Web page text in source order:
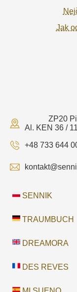
Jak
ZP20
Al. KEN 36 /
+48 733 644
SENNIK
TRAUMBUCH
DREAMORA
DES REVES